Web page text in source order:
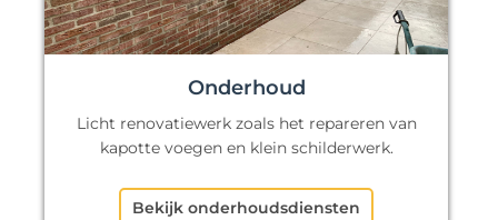
Onderhoud
Licht renovatiewerk zoals het repareren van
kapotte voegen en klein schilderwerk.
Bekijk onderhoudsdiensten